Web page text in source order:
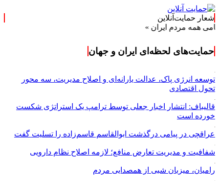
شعار حمایت‌آنلاین
مردم ایران »
حمایت‌های لحظه‌ای ایران و جهان
توسعه انرژی پاک، عدالت یارانه‌ای و اصلاح مدیریت، سه محور
تحول اقتصادی
قالیباف: انتشار اخبار جعلی توسط ترامپ یک استراتژی شکست
خورده است
عراقچی در پیامی درگذشت ابوالقاسم قاسم‌زاده را تسلیت گفت
شفافیت و مدیریت تعارض منافع؛ لازمه اصلاح نظام دارویی
رامیان، میزبان شبی از همصدایی مردم